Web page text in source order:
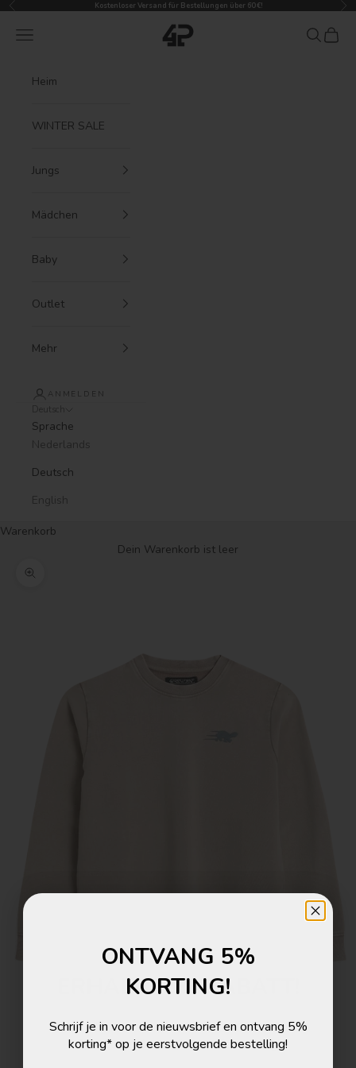
Zum Inhalt springen
Zurück Kostenloser Versand für Bestellungen über 60 €! Vor
4President
Menü Suchen
Heim
WINTER SALE
Jungs
Mädchen
Baby
Outlet
Mehr
ANMELDEN
Deutsch
Sprache
Nederlands
Deutsch
English
Warenkorb
Dein Warenkorb ist leer
Bild vergrößern
ERHALTE 5% RABATT!
Melde dich zum Newsletter an und erhalte 5%
Rabatt auf deine nächste Bestellung!
ONTVANG 5%
KORTING!
Schrijf je in voor de nieuwsbrief en ontvang 5%
korting* op je eerstvolgende bestelling!